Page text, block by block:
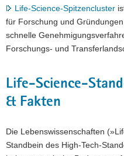
Life-Science-Spitzencluster
für Forschung und
schnelle
Forschungs- und
Life-Science-
& Fakten
Die Lebenswissenschaften
Standbein des High-Tech-